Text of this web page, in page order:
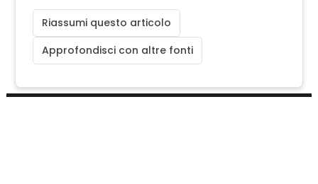
Riassumi questo articolo
Approfondisci con altre fonti